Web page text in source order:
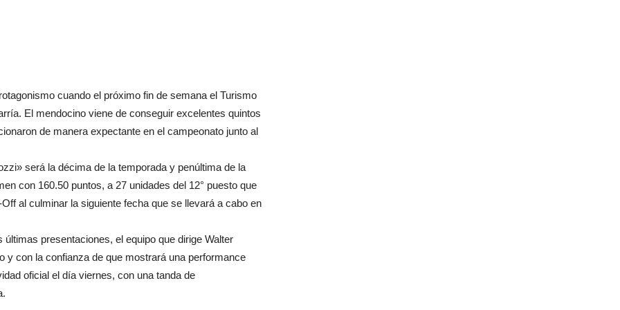
cuando el próximo fin de semana el Turismo
El mendocino viene de conseguir excelentes quintos
de manera expectante en el campeonato junto al
será la décima de la temporada y penúltima de la
con 160.50 puntos, a 27 unidades del 12° puesto que
al culminar la siguiente fecha que se llevará a cabo en
presentaciones, el equipo que dirige Walter
y con la confianza de que mostrará una performance
oficial el día viernes, con una tanda de